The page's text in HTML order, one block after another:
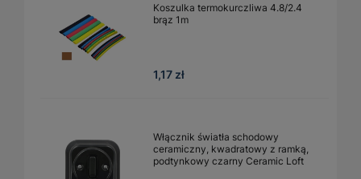
Koszulka termokurczliwa 4.8/2.4
brąz 1m
1,17 zł
Włącznik światła schodowy
ceramiczny, kwadratowy z ramką,
podtynkowy czarny Ceramic Loft